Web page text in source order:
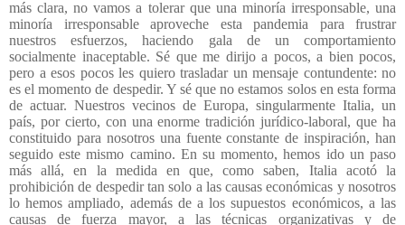
más clara, no vamos a tolerar que una minoría irresponsable, una
minoría irresponsable aproveche esta pandemia para frustrar
nuestros esfuerzos, haciendo gala de un comportamiento
socialmente inaceptable. Sé que me dirijo a pocos, a bien pocos,
pero a esos pocos les quiero trasladar un mensaje contundente: no
es el momento de despedir. Y sé que no estamos solos en esta forma
de actuar. Nuestros vecinos de Europa, singularmente Italia, un
país, por cierto, con una enorme tradición jurídico-laboral, que ha
constituido para nosotros una fuente constante de inspiración, han
seguido este mismo camino. En su momento, hemos ido un paso
más allá, en la medida en que, como saben, Italia acotó la
prohibición de despedir tan solo a las causas económicas y nosotros
lo hemos ampliado, además de a los supuestos económicos, a las
causas de fuerza mayor, a las técnicas organizativas y de